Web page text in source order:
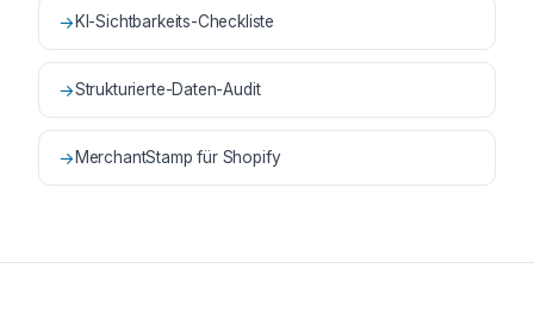
→KI-Sichtbarkeits-Checkliste
→Strukturierte-Daten-Audit
→MerchantStamp für Shopify